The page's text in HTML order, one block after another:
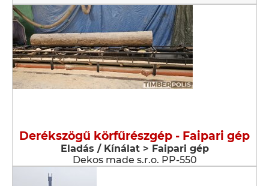
Derékszögű körfűrészgép - Faipari gép
Eladás / Kínálat > Faipari gép
Dekos made s.r.o. PP-550